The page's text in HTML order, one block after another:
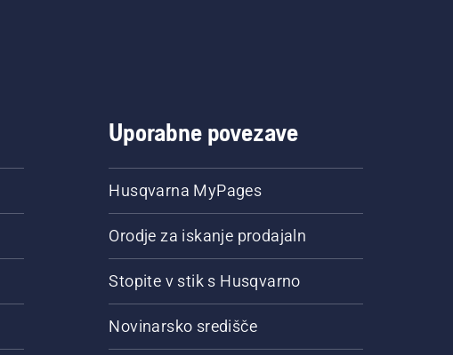
Uporabne povezave
Husqvarna MyPages
Orodje za iskanje prodajaln
Stopite v stik s Husqvarno
Novinarsko središče